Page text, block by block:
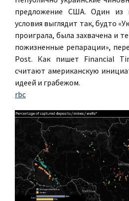
предложение США. Один из
условия выглядит так, будто
проиграла, была захвачена и
пожизненные репарации»,
Post. Как пишет Financial
считают американскую
идеей и грабежом.
rbc